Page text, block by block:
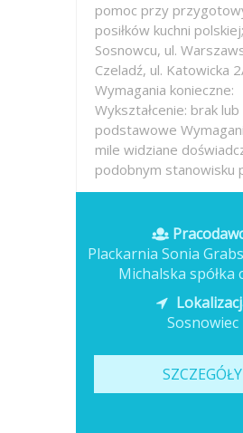
pomoc przy
posiłków kuchni
Sosnowcu, ul.
Czeladź, ul. Katowicka
Wymagania konieczne:
Wykształcenie: brak lub
podstawowe
mile widziane
podobnym stanowisku
Plackarnia Sonia
Michalska spółka
Sosnowiec
SZCZEGÓŁY